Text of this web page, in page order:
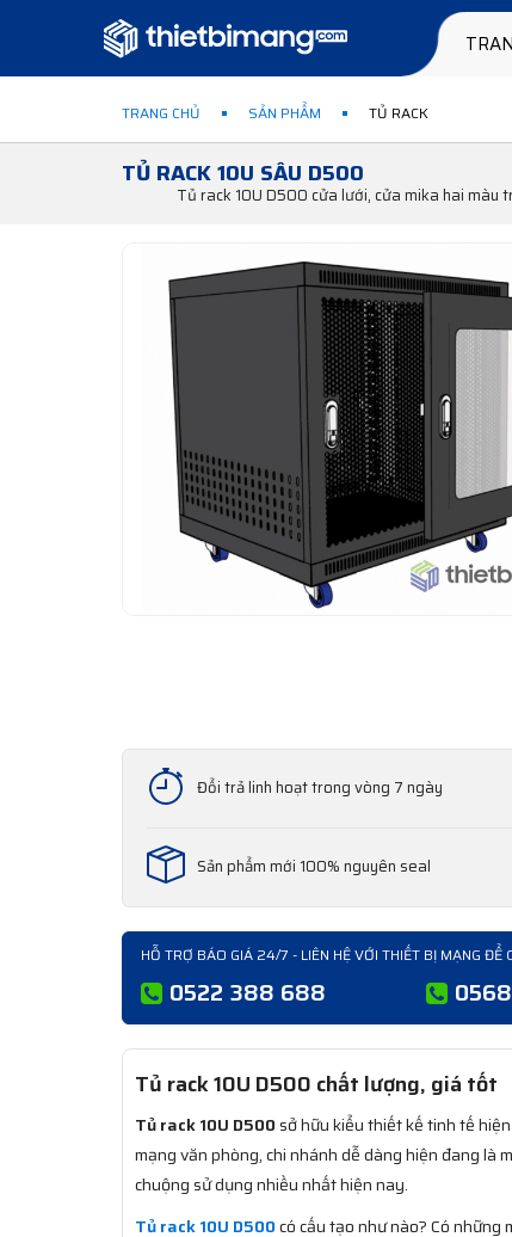
TRANG CHỦ SẢN PHẨM TỦ RACK
TỦ RACK 10U SÂU D500
Tủ rack 10U D500 cửa lưới, cửa mika hai màu
Đổi trả linh hoạt trong vòng 7 ngày
Sản phẩm mới 100% nguyên seal
HỖ TRỢ BÁO GIÁ 24/7 - LIÊN HỆ VỚI THIẾT BỊ MẠNG
0522 388 688
Tủ rack 10U D500 chất lượng, giá tốt
Tủ rack 10U D500sở hữu kiểu thiết kế tinh tế
mạng văn phòng, chi nhánh dễ dàng hiện đang là
chuộng sử dụng nhiều nhất hiện nay.
Tủ rack 10U D500có cấu tạo như nào? Có những